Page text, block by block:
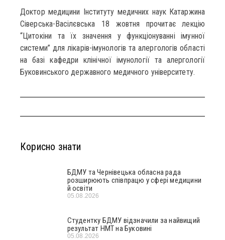
Доктор медицини Інституту медичних наук Катаржина
Сіверська-Васілєвська 18 жовтня прочитає лекцію
“Цитокіни та їх значення у функціонуванні імунної
системи” для лікарів-імунологів та алергологів області
на базі кафедри клінічної імунології та алергології
Буковинського державного медичного університету.
Корисно знати
БДМУ та Чернівецька обласна рада
розширюють співпрацю у сфері медицини
й освіти
05.08.2026
Студентку БДМУ відзначили за найвищий
результат НМТ на Буковині
05.08.2026